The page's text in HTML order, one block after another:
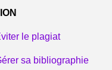
le plagiat
sa bibliographie